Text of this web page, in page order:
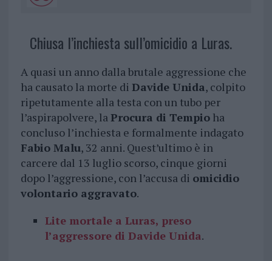
Chiusa l’inchiesta sull’omicidio a Luras.
A quasi un anno dalla brutale aggressione che
ha causato la morte di Davide Unida, colpito
ripetutamente alla testa con un tubo per
l’aspirapolvere, laProcura di Tempioha
concluso l’inchiesta e formalmente indagato
Fabio Malu, 32 anni. Quest’ultimo è in
carcere dal 13 luglio scorso, cinque giorni
dopo l’aggressione, con l’accusa di omicidio
volontario aggravato.
Lite mortale a Luras, preso
l’aggressore di Davide Unida.